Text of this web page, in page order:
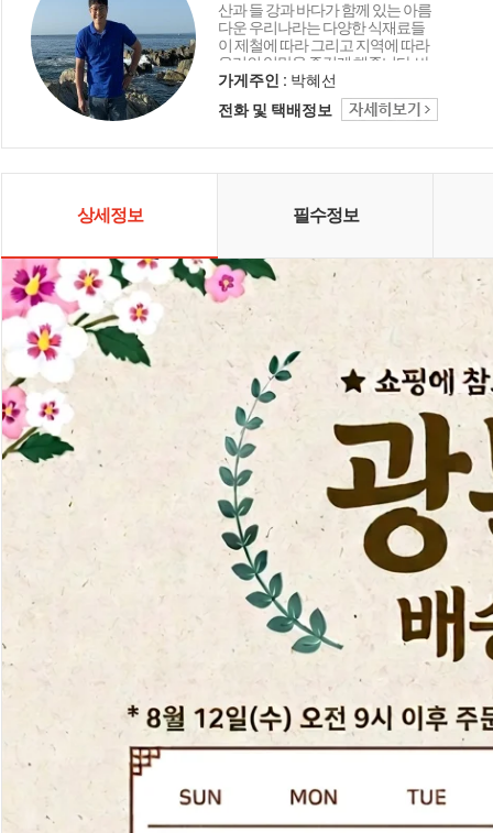
산과 들 강과 바다가 함께 있는 아름
다운 우리나라는 다양한 식재료들
이 제철에 따라 그리고 지역에 따라
우리의 입맛을 즐겁게 해줍니다. 바
다의 재료로 함께 만드는 요리들은
언제나 우리의 맛에 감칠맛과 부드
러움 그리고 음식이 문화로 발전하
골어부는 바다와 자연을 담고 그리
가게주인 : 박혜선
전화 및 택배정보
상세정보 필수정보